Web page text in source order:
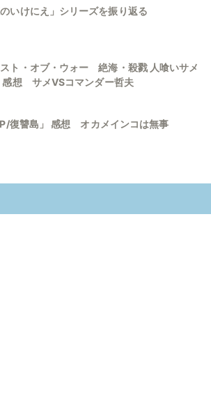
のいけにえ」シリーズを振り返る
スト・オブ・ウォー 絶海・殺戮 人喰いサメ
感想 サメVSコマンダー哲夫
復讐島」 感想 オカメインコは無事